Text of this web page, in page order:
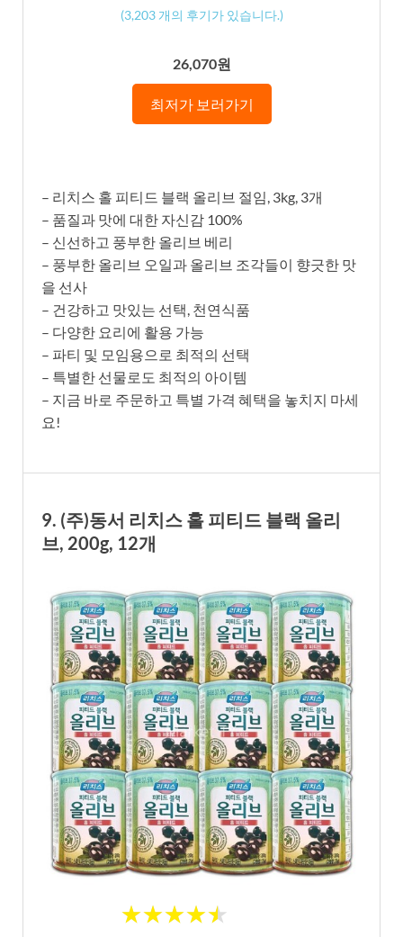
(3,203개의 후기가 있습니다.)
26,070원
최저가 보러가기
– 리치스 홀 피티드 블랙 올리브 절임, 3kg, 3개
– 품질과 맛에 대한 자신감 100%
– 신선하고 풍부한 올리브 베리
– 풍부한 올리브 오일과 올리브 조각들이 향긋한 맛
을 선사
– 건강하고 맛있는 선택, 천연식품
– 다양한 요리에 활용 가능
– 파티 및 모임용으로 최적의 선택
– 특별한 선물로도 최적의 아이템
– 지금 바로 주문하고 특별 가격 혜택을 놓치지 마세
요!
9. (주)동서 리치스 홀 피티드 블랙 올리
브, 200g, 12개
★★★★★
★★★★★